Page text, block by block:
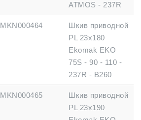
ATMOS - 237R
MKN000464
Шкив приводной
PL 23x180
Ekomak EKO
75S - 90 - 110 -
237R - B260
MKN000465
Шкив приводной
PL 23x190